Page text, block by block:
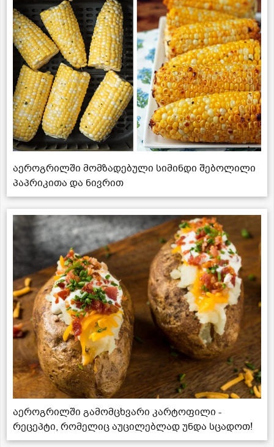
აეროგრილში მომზადებული სიმინდი შებოლილი
პაპრიკითა და ნივრით
აეროგრილში გამომცხვარი კარტოფილი -
რეცეპტი, რომელიც აუცილებლად უნდა სცადოთ!